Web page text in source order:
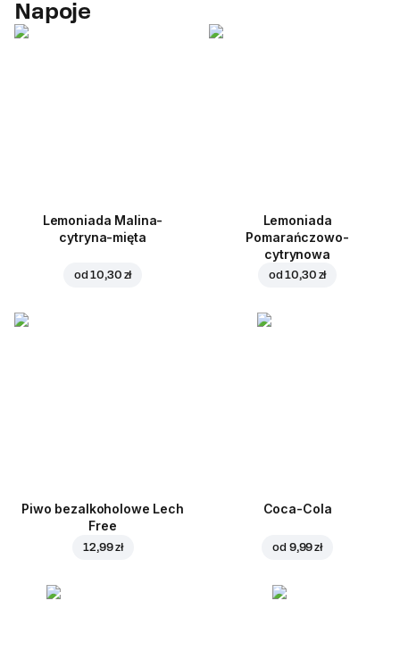
Napoje
Lemoniada Malina-
cytryna-mięta
od10,30 zł
Lemoniada
Pomarańczowo-
cytrynowa
od10,30 zł
Piwo bezalkoholowe Lech
Free
12,99 zł
Coca-Cola
od 9,99 zł